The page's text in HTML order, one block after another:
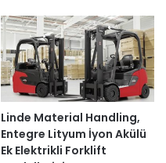
Linde Material Handling,
Entegre Lityum İyon Akülü
Ek Elektrikli Forklift